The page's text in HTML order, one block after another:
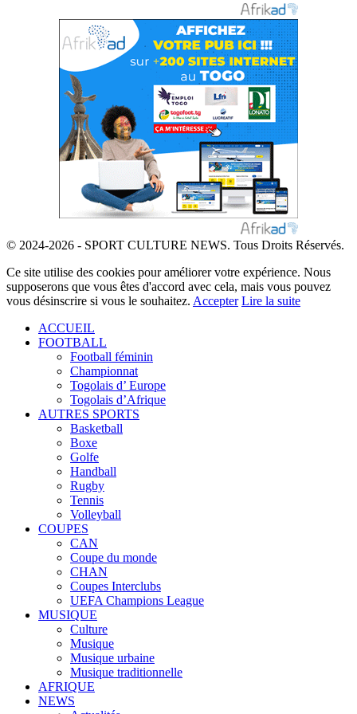
© 2024-2026 - SPORT CULTURE NEWS. Tous Droits Réservés.
Ce site utilise des cookies pour améliorer votre expérience. Nous
supposerons que vous êtes d'accord avec cela, mais vous pouvez
vous désinscrire si vous le souhaitez. Accepter Lire la suite
ACCUEIL
FOOTBALL
Football féminin
Championnat
Togolais d’ Europe
Togolais d’Afrique
AUTRES SPORTS
Basketball
Boxe
Golfe
Handball
Rugby
Tennis
Volleyball
COUPES
CAN
Coupe du monde
CHAN
Coupes Interclubs
UEFA Champions League
MUSIQUE
Culture
Musique
Musique urbaine
Musique traditionnelle
AFRIQUE
NEWS